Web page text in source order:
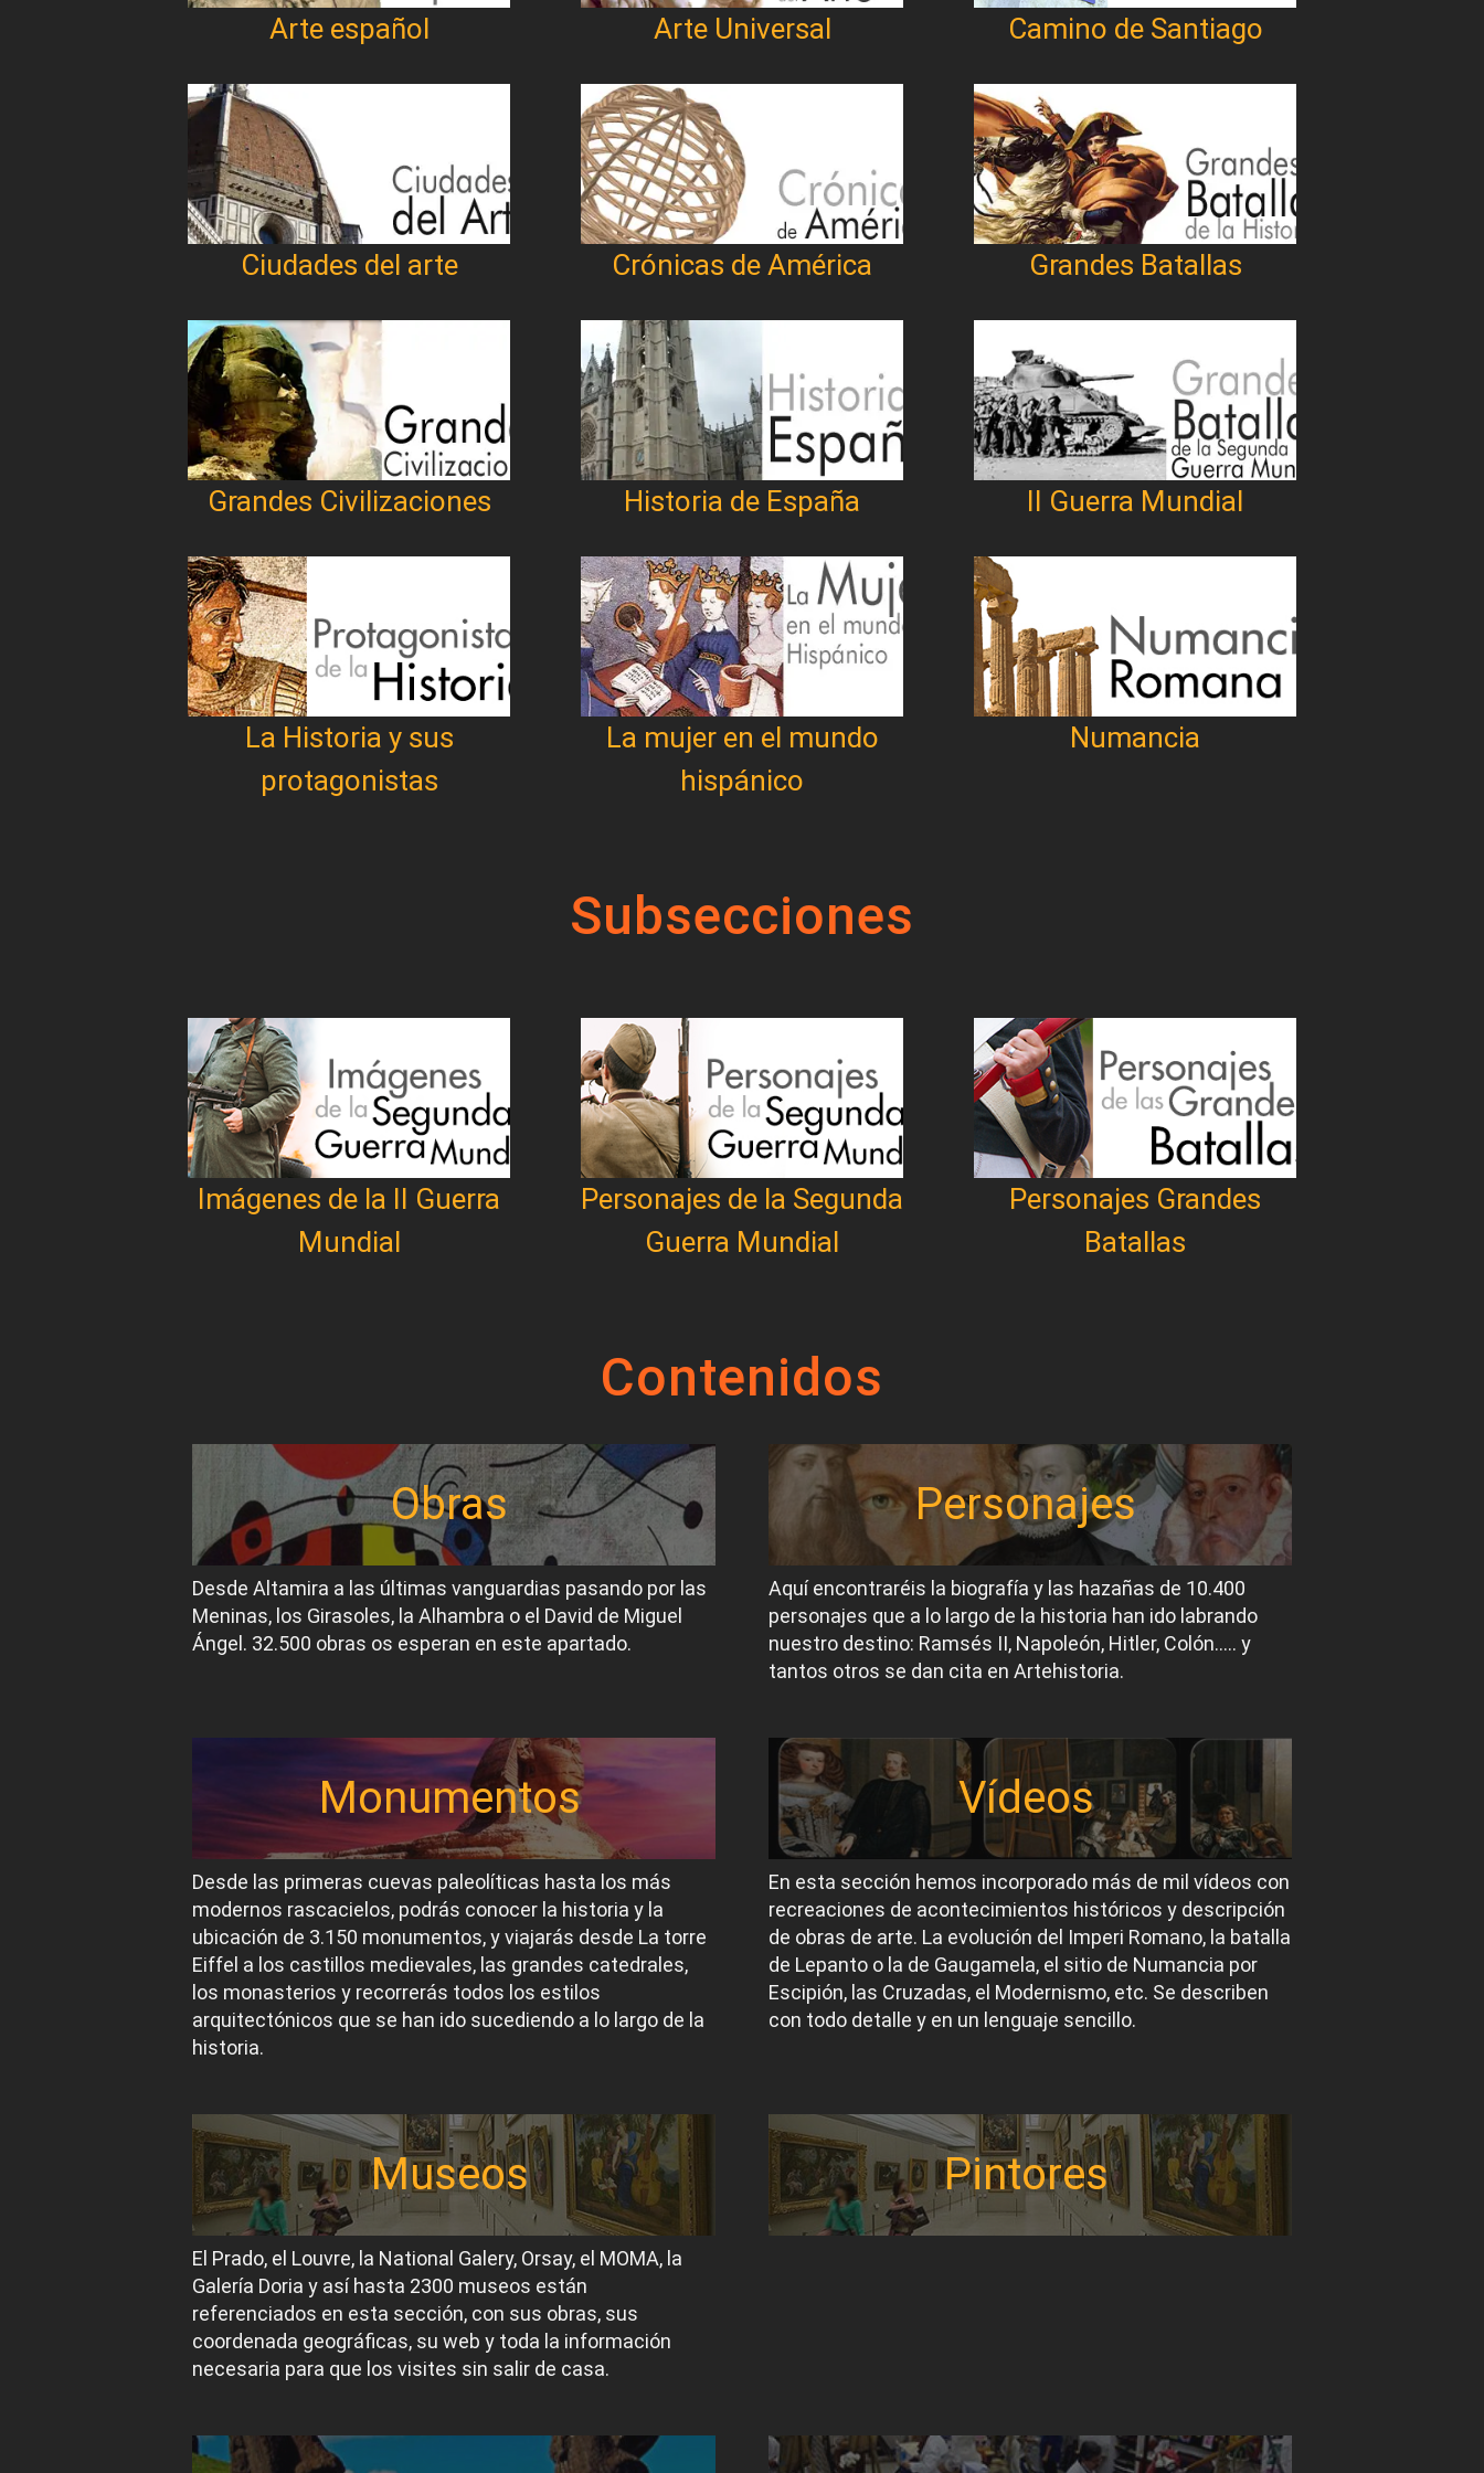
Arte español Arte Universal Camino de Santiago
Ciudades del arte Crónicas de América Grandes Batallas
Grandes Civilizaciones Historia de España II Guerra Mundial
La Historia y sus
protagonistas
La mujer en el mundo
hispánico
Numancia
Subsecciones
Imágenes de la II Guerra
Mundial
Personajes de la Segunda
Guerra Mundial
Personajes Grandes
Batallas
Contenidos
Obras
Desde Altamira a las últimas vanguardias pasando por las
Meninas, los Girasoles, la Alhambra o el David de Miguel
Ángel. 32.500 obras os esperan en este apartado.
Personajes
Aquí encontraréis la biografía y las hazañas de 10.400
personajes que a lo largo de la historia han ido labrando
nuestro destino: Ramsés II, Napoleón, Hitler, Colón….. y
tantos otros se dan cita en Artehistoria.
Monumentos
Desde las primeras cuevas paleolíticas hasta los más
modernos rascacielos, podrás conocer la historia y la
ubicación de 3.150 monumentos, y viajarás desde La torre
Eiffel a los castillos medievales, las grandes catedrales,
los monasterios y recorrerás todos los estilos
arquitectónicos que se han ido sucediendo a lo largo de la
historia.
Vídeos
En esta sección hemos incorporado más de mil vídeos con
recreaciones de acontecimientos históricos y descripción
de obras de arte. La evolución del Imperi Romano, la batalla
de Lepanto o la de Gaugamela, el sitio de Numancia por
Escipión, las Cruzadas, el Modernismo, etc. Se describen
con todo detalle y en un lenguaje sencillo.
Museos
El Prado, el Louvre, la National Galery, Orsay, el MOMA, la
Galería Doria y así hasta 2300 museos están
referenciados en esta sección, con sus obras, sus
coordenada geográficas, su web y toda la información
necesaria para que los visites sin salir de casa.
Pintores